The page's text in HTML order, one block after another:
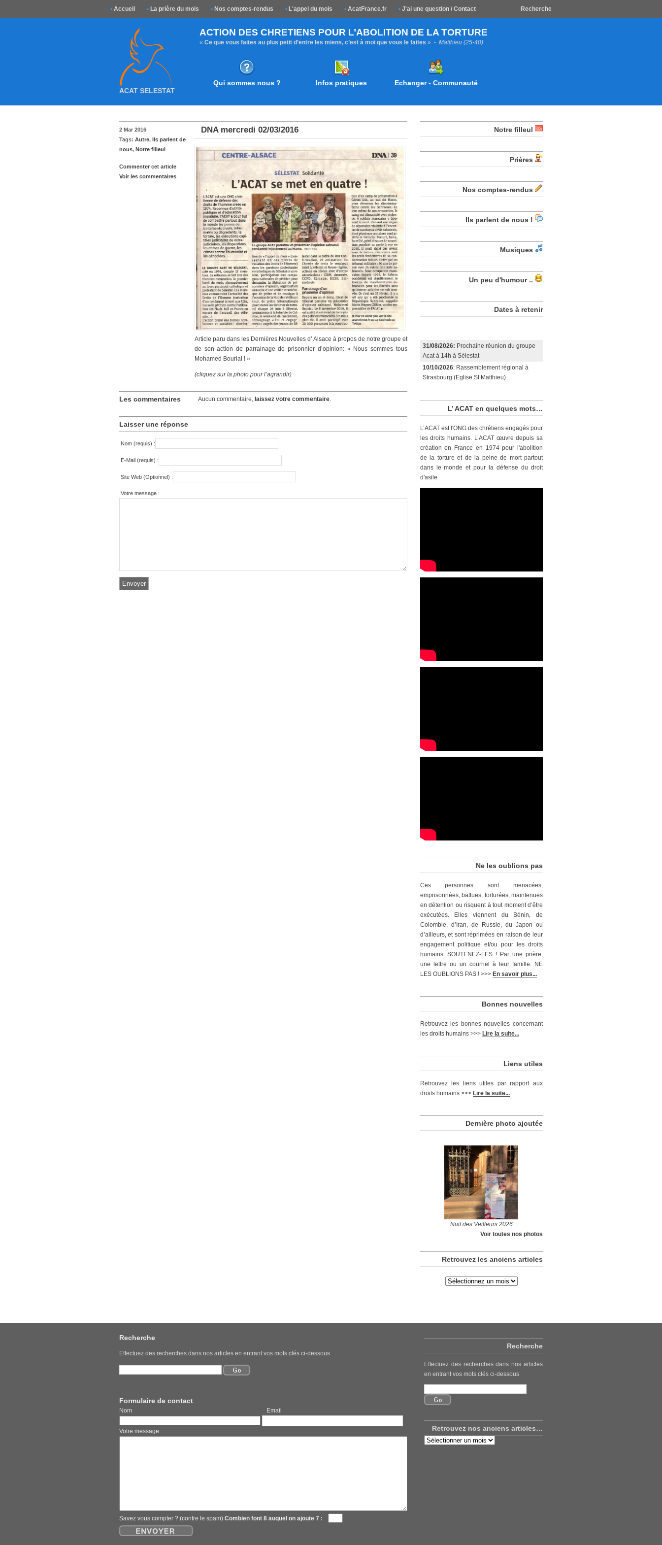
• Accueil • La prière du mois • Nos comptes-rendus • L'appel du mois • AcatFrance.fr • J'ai une question / Contact Recherche
ACAT SELESTAT
ACTION DES CHRETIENS POUR L’ABOLITION DE LA TORTURE
« Ce que vous faites au plus petit d’entre les miens, c’est à moi que vous le faites » - Matthieu (25-40)
Qui sommes nous ? Infos pratiques Echanger - Communauté
2 Mar 2016
Tags: Autre, Ils parlent de
nous, Notre filleul
Commenter cet article
Voir les commentaires
DNA mercredi 02/03/2016
Article paru dans les Dernières Nouvelles d’ Alsace à propos de notre groupe et
de son action de parrainage de prisonnier d’opinion: « Nous sommes tous
Mohamed Bourial ! »
(cliquez sur la photo pour l’agrandir)
Les commentaires Aucun commentaire, laissez votre commentaire
Laisser une réponse
Nom (requis) :
E-Mail (requis) :
Site Web (Optionnel) :
Votre message :
Notre filleul
Prières
Nos comptes-rendus
Ils parlent de nous !
Musiques
Un peu d'humour ..
Dates à retenir
31/08/2026: Prochaine réunion du groupe
Acat à 14h à Sélestat
10/10/2026: Rassemblement régional à
Strasbourg (Eglise St Matthieu)
L’ ACAT en quelques mots…
L’ACAT est l'ONG des chrétiens engagés pour
les droits humains. L’ACAT œuvre depuis sa
création en France en 1974 pour l'abolition
de la torture et de la peine de mort partout
dans le monde et pour la défense du droit
d'asile.
Ne les oublions pas
Ces personnes sont menacées,
emprisonnées, battues, torturées, maintenues
en détention ou risquent à tout moment d’être
exécutées. Elles viennent du Bénin, de
Colombie, d’Iran, de Russie, du Japon ou
d’ailleurs, et sont réprimées en raison de leur
engagement politique et/ou pour les droits
humains. SOUTENEZ-LES ! Par une prière,
une lettre ou un courriel à leur famille. NE
LES OUBLIONS PAS ! >>> En savoir plus...
Bonnes nouvelles
Retrouvez les bonnes nouvelles concernant
les droits humains >>> Lire la suite...
Liens utiles
Retrouvez les liens utiles par rapport aux
droits humains >>> Lire la suite...
Dernière photo ajoutée
Nuit des Veilleurs 2026
Voir toutes nos photos
Retrouvez les anciens articles
Recherche
Effectuez des recherches dans nos articles en entrant vos mots clés ci-dessous
Formulaire de contact
Nom Email
Votre message
Savez vous compter ? (contre le spam) Combien font 8 auquel on ajoute 7 :
Recherche
Effectuez des recherches dans nos articles
en entrant vos mots clés ci-dessous
Retrouvez nos anciens articles…
Retrouvez